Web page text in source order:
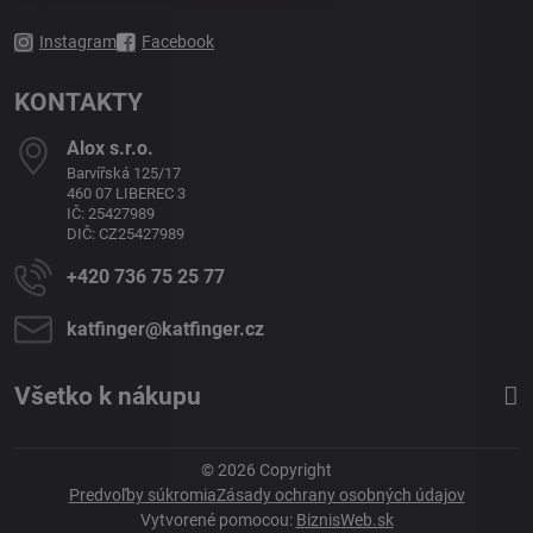
Instagram Facebook
KONTAKTY
Alox s​.r​.o​.
Barvířská 125/17
460 07 LIBEREC 3
IČ: 25427989
DIČ: CZ25427989
+420 736 75 25 77
katfinger​@katfinger​.cz
Všetko k nákupu
©2026 Copyright
Predvoľby súkromiaZásady ochrany osobných údajov
Vytvorené pomocou: BiznisWeb.sk